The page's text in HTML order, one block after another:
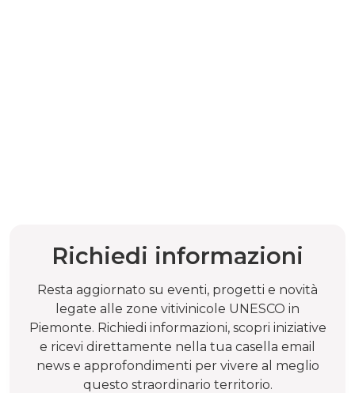
Richiedi informazioni
Resta aggiornato su eventi, progetti e novità
legate alle zone vitivinicole UNESCO in
Piemonte. Richiedi informazioni, scopri iniziative
e ricevi direttamente nella tua casella email
news e approfondimenti per vivere al meglio
questo straordinario territorio.